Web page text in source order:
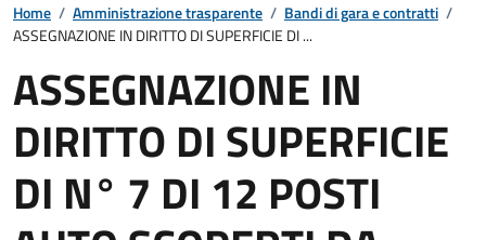
Home / Amministrazione trasparente / Bandi di gara e contratti /
ASSEGNAZIONE IN DIRITTO DI SUPERFICIE DI ...
ASSEGNAZIONE IN
DIRITTO DI SUPERFICIE
DI N° 7 DI 12 POSTI